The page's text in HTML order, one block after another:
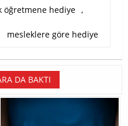
öğretmene hediye ,
mesleklere göre hediye
DA BAKTI